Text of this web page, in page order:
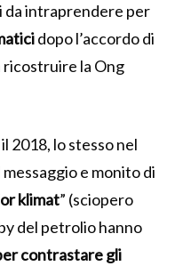
da intraprendere per
dopo l’accordo di
ricostruire la Ong
2018, lo stesso nel
e monito di
klimat” (sciopero
del petrolio hanno
contrastare gli